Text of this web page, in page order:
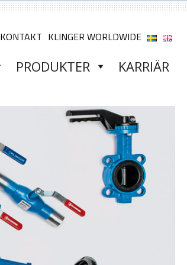
KONTAKT KLINGER WORLDWIDE
PRODUKTER KARRIÄR